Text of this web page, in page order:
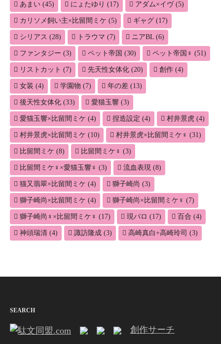
あまい (45) にょたゆり (17) アダム×イヴ(5)
カリソメ飼い主×比留間ミケ (5) ギャグ (17)
シリアス (28) トラウマ (7) ニアBL (6)
ファンタジー (3) ペット帝国 (30) ペット帝国♀ (51)
リストカット (7) 先天性女体化 (20) 創作 (4)
女装 (4) 学園物 (7) 年の差 (13)
後天性女体化 (33) 愛猫玉響 (3)
愛猫玉響×比留間ミケ (4) 捏造設定 (4) 村井景虎 (4)
村井景虎×比留間ミケ (10) 村井景虎×比留間ミケ♀ (31)
比留間ミケ (8) 比留間ミケ♀ (3)
比留間ミケ♀×愛猫玉響♀ (3) 流血表現 (8)
猫又翡翠×比留間ミケ (4) 獅子崎尚 (3)
獅子崎尚×比留間ミケ (4) 獅子崎尚×比留間ミケ♀ (7)
獅子崎尚♀×比留間ミケ♀ (17) 現パロ (17) 百合 (4)
神頭瑞清 (4) 諏訪隆成 (3) 高崎真白+高崎玲司 (3)
SEARCH
創作サーチ